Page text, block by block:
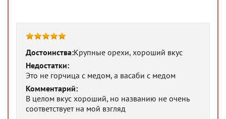
Достоинства:Крупные орехи, хороший вкус
Недостатки:
Это не горчица с медом, а васаби с медом
Комментарий:
В целом вкус хороший, но названию не очень
соответствует на мой взгляд